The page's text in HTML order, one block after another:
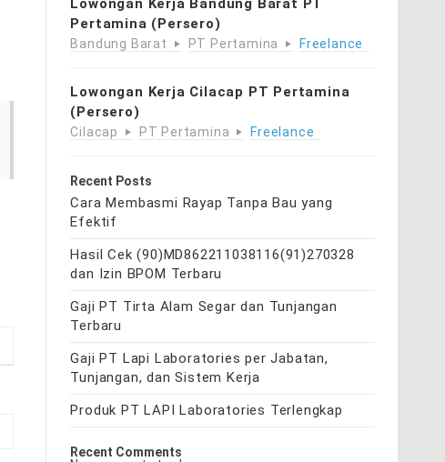
Lowongan Kerja Bandung Barat PT
Pertamina (Persero)
Bandung Barat PT Pertamina Freelance
Lowongan Kerja Cilacap PT Pertamina
(Persero)
Cilacap PT Pertamina Freelance
Recent Posts
Cara Membasmi Rayap Tanpa Bau yang
Efektif
Hasil Cek (90)MD862211038116(91)270328
dan Izin BPOM Terbaru
Gaji PT Tirta Alam Segar dan Tunjangan
Terbaru
Gaji PT Lapi Laboratories per Jabatan,
Tunjangan, dan Sistem Kerja
Produk PT LAPI Laboratories Terlengkap
Recent Comments